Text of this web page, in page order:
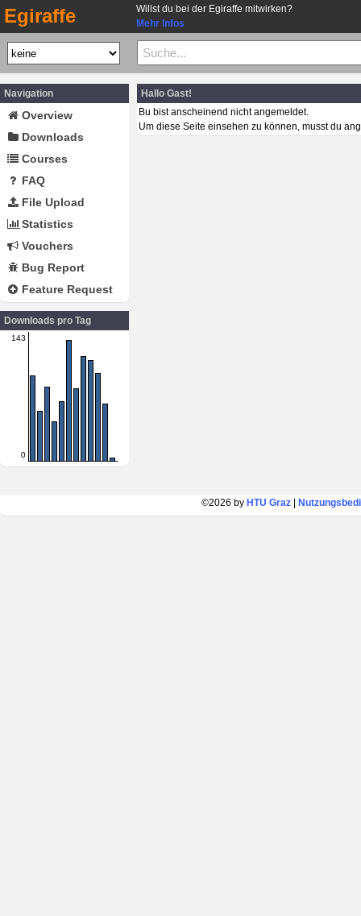
Egiraffe
Willst du bei der Egiraffe mitwirken?
Mehr Infos
Navigation
Overview
Downloads
Courses
FAQ
File Upload
Statistics
Vouchers
Bug Report
Feature Request
Downloads pro Tag
143
0
Hallo Gast!
Bu bist anscheinend nicht angemeldet.
Um diese Seite einsehen zu können, musst du
©2026 by HTU Graz|